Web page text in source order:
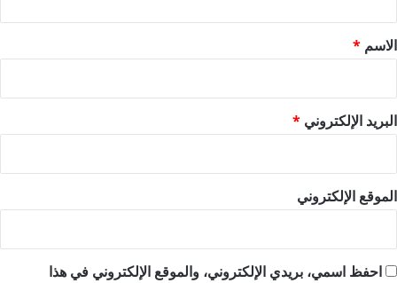
*
الاسم *
البريد الإلكتروني *
الموقع الإلكتروني
احفظ اسمي، بريدي الإلكتروني، والموقع الإلكتروني في هذا